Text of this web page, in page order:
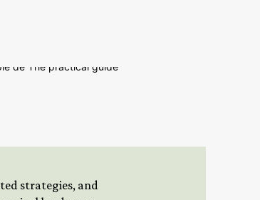
strategies, and